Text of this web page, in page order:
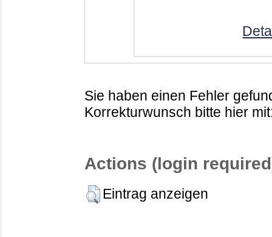
Sie haben einen Fehler
Korrekturwunsch bitte hier
Actions (login
Eintrag anzeigen